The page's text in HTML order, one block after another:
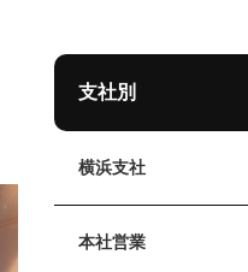
支社別
横浜支社
本社営業